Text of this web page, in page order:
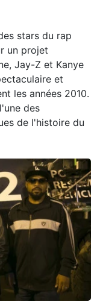
stars du rap
un projet
Jay-Z et Kanye
et
les années 2010.
des
de l'histoire du